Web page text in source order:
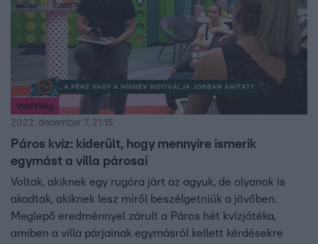
ValóVilág
2022. december 7. 21:15
Páros kvíz: kiderült, hogy mennyire ismerik
egymást a villa párosai
Voltak, akiknek egy rugóra járt az agyuk, de olyanok is
akadtak, akiknek lesz miről beszélgetniük a jövőben.
Meglepő eredménnyel zárult a Páros hét kvízjátéka,
amiben a villa párjainak egymásról kellett kérdésekre